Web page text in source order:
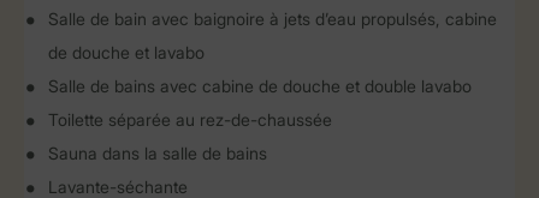
Salle de bain avec baignoire à jets d’eau propulsés, cabine
de douche et lavabo
Salle de bains avec cabine de douche et double lavabo
Toilette séparée au rez-de-chaussée
Sauna dans la salle de bains
Lavante-séchante